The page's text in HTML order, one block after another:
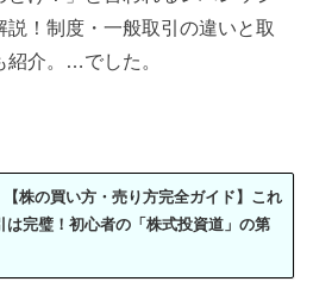
！制度・一般取引の違いと取
紹介。…でした。
【株の買い方・売り方完全ガイド】これ
は完璧！初心者の「株式投資道」の第